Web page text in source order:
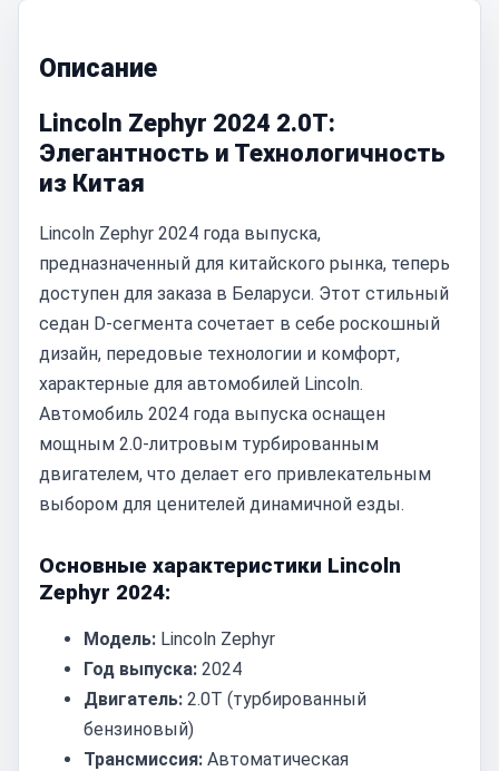
Описание
Lincoln Zephyr 2024 2.0T:
Элегантность и Технологичность
из Китая
Lincoln Zephyr 2024 года выпуска,
предназначенный для китайского рынка, теперь
доступен для заказа в Беларуси. Этот стильный
седан D-сегмента сочетает в себе роскошный
дизайн, передовые технологии и комфорт,
характерные для автомобилей Lincoln.
Автомобиль 2024 года выпуска оснащен
мощным 2.0-литровым турбированным
двигателем, что делает его привлекательным
выбором для ценителей динамичной езды.
Основные характеристики Lincoln
Zephyr 2024:
Модель: Lincoln Zephyr
Год выпуска: 2024
Двигатель: 2.0T (турбированный
бензиновый)
Трансмиссия: Автоматическая